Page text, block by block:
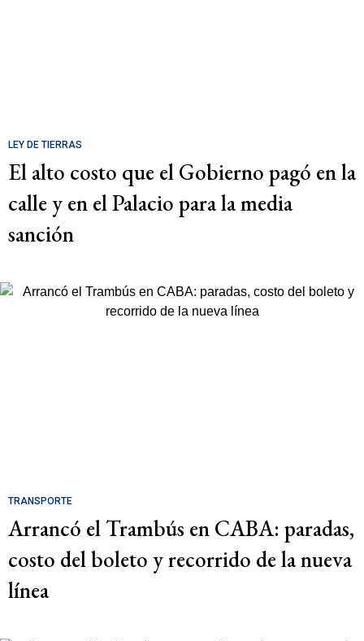
LEY DE TIERRAS
El alto costo que el Gobierno pagó en la
calle y en el Palacio para la media
sanción
TRANSPORTE
Arrancó el Trambús en CABA: paradas,
costo del boleto y recorrido de la nueva
línea